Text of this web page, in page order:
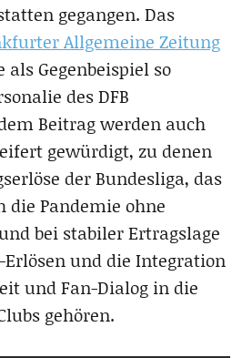
gegangen. Das
Allgemeine Zeitung
als Gegenbeispiel so
des DFB
Beitrag werden auch
gewürdigt, zu denen
der Bundesliga, das
die Pandemie ohne
bei stabiler Ertragslage
Erlösen und die Integration
und Fan-Dialog in die
gehören.